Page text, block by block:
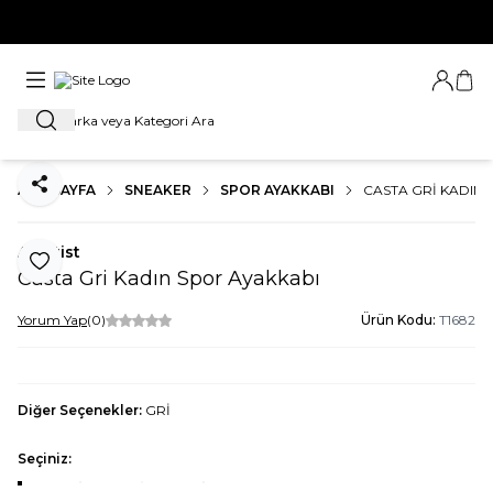
Ara
Giriş
ANA SAYFA SNEAKER SPOR AYAKKABI CASTA GRI KADIN
Favoriye Ekle
Paylaş
Ametist
Casta Gri Kadın Spor Ayakkabı
Yorum Yap(0) Ürün Kodu: T1682
Diğer Seçenekler: GRİ
Seçiniz: